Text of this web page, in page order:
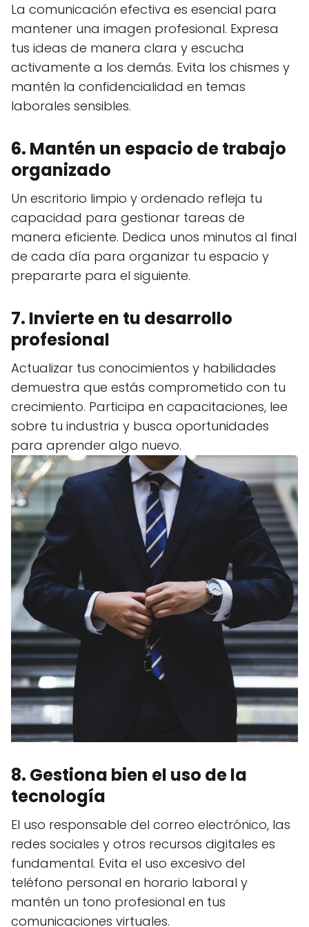
La comunicación efectiva es esencial para
mantener una imagen profesional. Expresa
tus ideas de manera clara y escucha
activamente a los demás. Evita los chismes y
mantén la confidencialidad en temas
laborales sensibles.
6. Mantén un espacio de trabajo
organizado
Un escritorio limpio y ordenado refleja tu
capacidad para gestionar tareas de
manera eficiente. Dedica unos minutos al final
de cada día para organizar tu espacio y
prepararte para el siguiente.
7. Invierte en tu desarrollo
profesional
Actualizar tus conocimientos y habilidades
demuestra que estás comprometido con tu
crecimiento. Participa en capacitaciones, lee
sobre tu industria y busca oportunidades
para aprender algo nuevo.
8. Gestiona bien el uso de la
tecnología
El uso responsable del correo electrónico, las
redes sociales y otros recursos digitales es
fundamental. Evita el uso excesivo del
teléfono personal en horario laboral y
mantén un tono profesional en tus
comunicaciones virtuales.